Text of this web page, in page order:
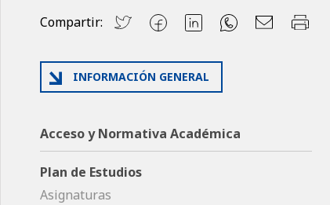
Compartir:
INFORMACIÓN GENERAL
Acceso y Normativa Académica
Plan de Estudios
Asignaturas